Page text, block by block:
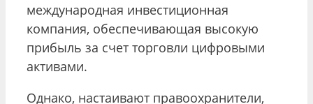
международная инвестиционная
компания, обеспечивающая высокую
прибыль за счет торговли цифровыми
активами.
Однако, настаивают правоохранители,